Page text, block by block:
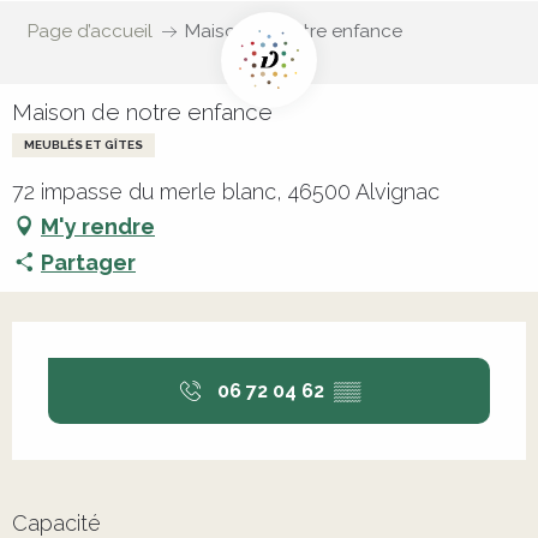
Page d’accueil Maison de notre enfance
Maison de notre enfance
MEUBLÉS ET GÎTES
72 impasse du merle blanc, 46500 Alvignac
M'y rendre
Partager
06 72 04 62 ▒▒
Capacité